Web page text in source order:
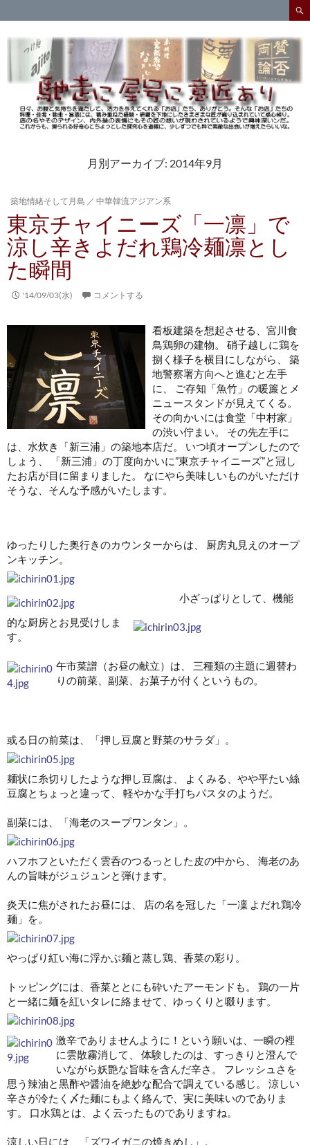
索
ン
ン
ツ
月別アーカイブ: 2014年9月
築地情緒そして月島 ／ 中華韓流アジアン系
東京チャイニーズ「一凛」で
涼し辛きよだれ鶏冷麺凛とし
た瞬間
'14/09/03(水) コメントする
看板建築を想起させる、宮川食
鳥鶏卵の建物。 硝子越しに鶏を
捌く様子を横目にしながら、 築
地警察署方向へと進むと左手
に、 ご存知「魚竹」の暖簾とメ
ニュースタンドが見えてくる。
その向かいには食堂「中村家」
の渋い佇まい。 その先左手に
は、水炊き「新三浦」の築地本店だ。 いつ頃オープンしたので
しょう、 「新三浦」の丁度向かいに”東京チャイニーズ”と冠し
たお店が目に留まりました。 なにやら美味しいものがいただけ
そうな、そんな予感がいたします。
ゆったりした奥行きのカウンターからは、 厨房丸見えのオープ
ンキッチン。
小ざっぱりとして、機能
的な厨房とお見受けしま
す。
午市菜譜（お昼の献立）は、 三種類の主題に週替わ
りの前菜、副菜、お菓子が付くというもの。
或る日の前菜は、「押し豆腐と野菜のサラダ」。
麺状に糸切りしたような押し豆腐は、 よくみる、やや平たい絲
豆腐とちょっと違って、 軽やかな手打ちパスタのようだ。
副菜には、「海老のスープワンタン」。
ハフホフといただく雲呑のつるっとした皮の中から、 海老のあ
んの旨味がジュジュンと弾けます。
炎天に焦がされたお昼には、 店の名を冠した「一凜 よだれ鶏冷
麺」を。
やっぱり紅い海に浮かぶ麺と蒸し鶏、香菜の彩り。
トッピングには、香菜ととにも砕いたアーモンドも。 鶏の一片
と一緒に麺を紅いタレに絡ませて、ゆっくりと啜ります。
激辛でありませんように！という願いは、一瞬の裡
に雲散霧消して、 体験したのは、すっきりと澄んで
いながら妖艶な旨味を含んだ辛さ。 フレッシュさを
思う辣油と黒酢や醤油を絶妙な配合で調えている感じ。 涼しい
辛さが冷たく〆た麺にもよく絡んで、実に美味いのでありま
す。 口水鶏とは、よく云ったものでありますね。
涼しい日には、「ズワイガニの焼きめし」。